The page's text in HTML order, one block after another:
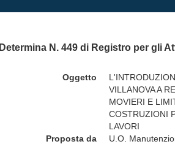
Determina N. 449 di Registro per gli
Oggetto
VILLANOVA A
MOVIERI E
COSTRUZIONI
LAVORI
Proposta da
U.O.